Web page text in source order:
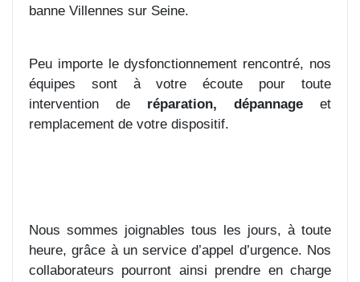
banne Villennes sur Seine.
Peu importe le dysfonctionnement rencontré, nos
équipes sont à votre écoute pour toute
intervention de réparation, dépannage et
remplacement de votre dispositif.
Nous sommes joignables tous les jours, à toute
heure, grâce à un service d’appel d’urgence. Nos
collaborateurs pourront ainsi prendre en charge